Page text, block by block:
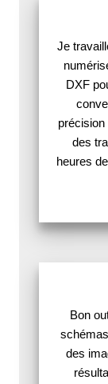
Je
DXF
des
heures
Bon
des